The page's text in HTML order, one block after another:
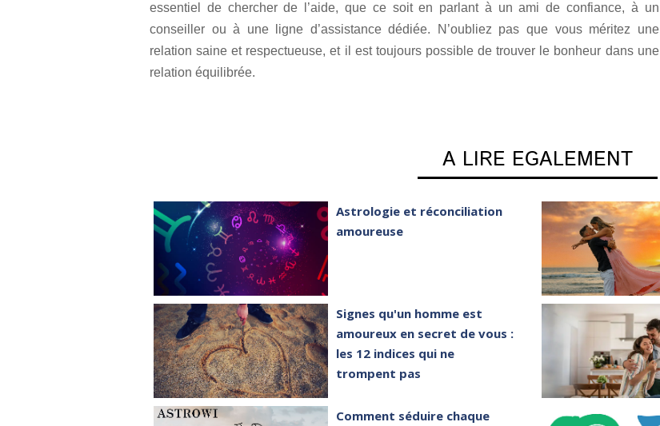
essentiel de chercher de l’aide, que ce soit en parlant à un ami de confiance, à un
conseiller ou à une ligne d’assistance dédiée. N’oubliez pas que vous méritez une
relation saine et respectueuse, et il est toujours possible de trouver le bonheur dans une
relation équilibrée.
A LIRE EGALEMENT
Astrologie et réconciliation
amoureuse
Signes qu'un homme est
amoureux en secret de vous :
les 12 indices qui ne
trompent pas
Comment séduire chaque